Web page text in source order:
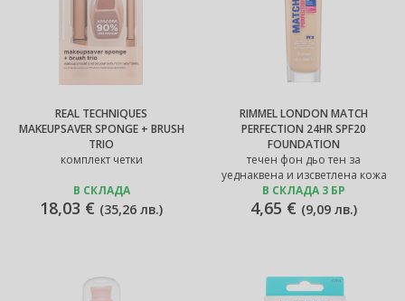
REAL TECHNIQUES
MAKEUPSAVER SPONGE + BRUSH
TRIO
комплект четки
В СКЛАДА
18,03 € (35,26 лв.)
RIMMEL LONDON MATCH
PERFECTION 24HR SPF20
FOUNDATION
течен фон дьо тен за
уеднаквена и изсветлена кожа
В СКЛАДА 3 БР
4,65 € (9,09 лв.)